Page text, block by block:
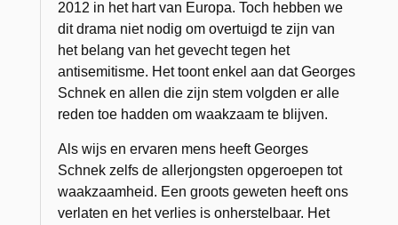
2012 in het hart van Europa. Toch hebben we
dit drama niet nodig om overtuigd te zijn van
het belang van het gevecht tegen het
antisemitisme. Het toont enkel aan dat Georges
Schnek en allen die zijn stem volgden er alle
reden toe hadden om waakzaam te blijven.
Als wijs en ervaren mens heeft Georges
Schnek zelfs de allerjongsten opgeroepen tot
waakzaamheid. Een groots geweten heeft ons
verlaten en het verlies is onherstelbaar. Het